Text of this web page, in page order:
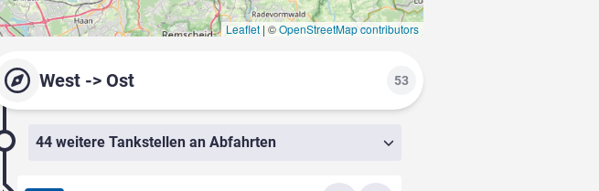
Leaflet | ©OpenStreetMap contributors
West -> Ost 53
44 weitere Tankstellen an Abfahrten